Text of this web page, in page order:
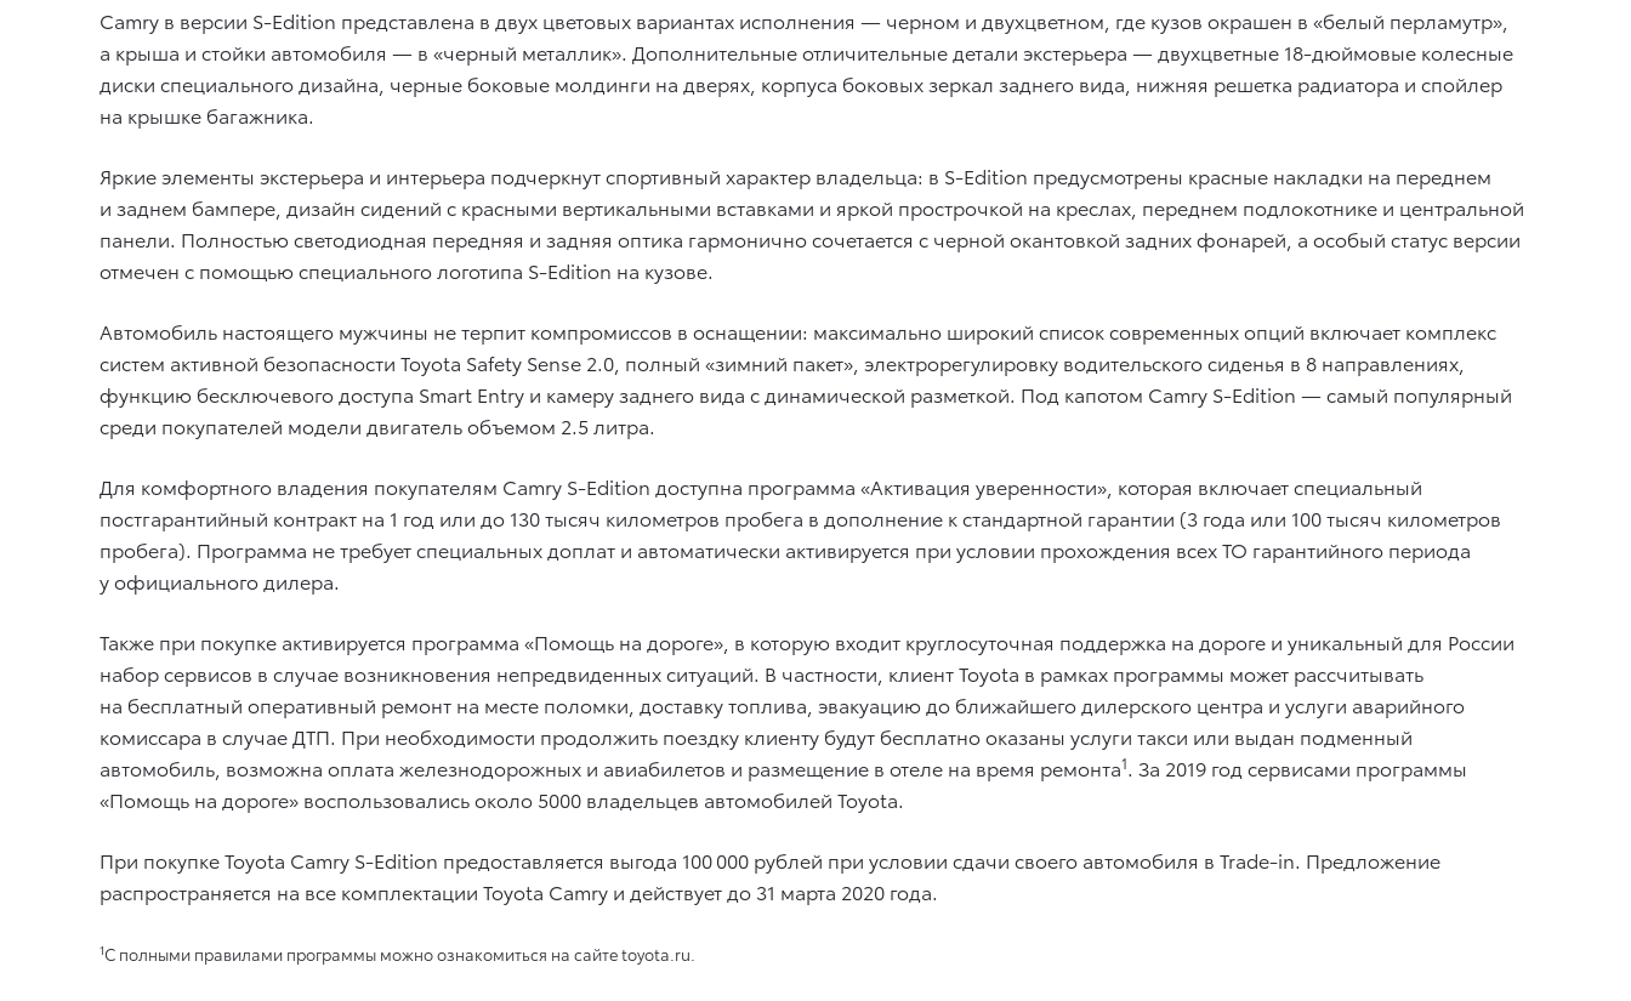
Camry в версии S-Edition представлена в двух цветовых вариантах исполнения — черном и двухцветном, где кузов окрашен в «белый перламутр»,
а крыша и стойки автомобиля — в «черный металлик». Дополнительные отличительные детали экстерьера — двухцветные 18-дюймовые колесные
диски специального дизайна, черные боковые молдинги на дверях, корпуса боковых зеркал заднего вида, нижняя решетка радиатора и спойлер
на крышке багажника.
Яркие элементы экстерьера и интерьера подчеркнут спортивный характер владельца: в S-Edition предусмотрены красные накладки на переднем
и заднем бампере, дизайн сидений с красными вертикальными вставками и яркой прострочкой на креслах, переднем подлокотнике и центральной
панели. Полностью светодиодная передняя и задняя оптика гармонично сочетается с черной окантовкой задних фонарей, а особый статус версии
отмечен с помощью специального логотипа S-Edition на кузове.
Автомобиль настоящего мужчины не терпит компромиссов в оснащении: максимально широкий список современных опций включает комплекс
систем активной безопасности Toyota Safety Sense 2.0, полный «зимний пакет», электрорегулировку водительского сиденья в 8 направлениях,
функцию бесключевого доступа Smart Entry и камеру заднего вида с динамической разметкой. Под капотом Camry S-Edition — самый популярный
среди покупателей модели двигатель объемом 2.5 литра.
Для комфортного владения покупателям Camry S-Edition доступна программа «Активация уверенности», которая включает специальный
постгарантийный контракт на 1 год или до 130 тысяч километров пробега в дополнение к стандартной гарантии (3 года или 100 тысяч километров
пробега). Программа не требует специальных доплат и автоматически активируется при условии прохождения всех ТО гарантийного периода
у официального дилера.
Также при покупке активируется программа «Помощь на дороге», в которую входит круглосуточная поддержка на дороге и уникальный для России
набор сервисов в случае возникновения непредвиденных ситуаций. В частности, клиент Toyota в рамках программы может рассчитывать
на бесплатный оперативный ремонт на месте поломки, доставку топлива, эвакуацию до ближайшего дилерского центра и услуги аварийного
комиссара в случае ДТП. При необходимости продолжить поездку клиенту будут бесплатно оказаны услуги такси или выдан подменный
автомобиль, возможна оплата железнодорожных и авиабилетов и размещение в отеле на время ремонта1. За 2019 год сервисами программы
«Помощь на дороге» воспользовались около 5000 владельцев автомобилей Toyota.
При покупке Toyota Camry S-Edition предоставляется выгода 100 000 рублей при условии сдачи своего автомобиля в Trade-in. Предложение
распространяется на все комплектации Toyota Camry и действует до 31 марта 2020 года.
1С полными правилами программы можно ознакомиться на сайте toyota.ru.